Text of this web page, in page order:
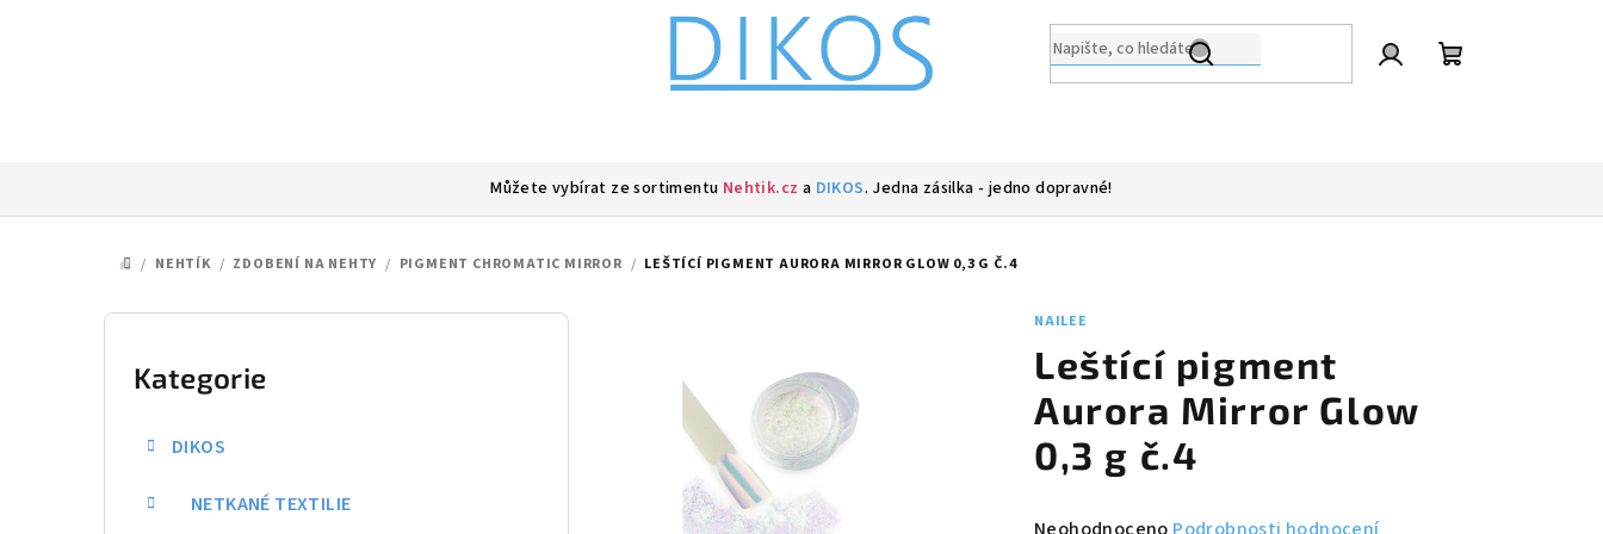
Můžete vybírat ze sortimentu Nehtik.cz a DIKOS. Jedna zásilka - jedno dopravné!
DOMŮ
/ NEHTÍK / ZDOBENÍ NA NEHTY / PIGMENT CHROMATIC MIRROR / LEŠTÍCÍ PIGMENT AURORA MIRROR GLOW 0,3 G Č.4
P
Přeskočit
kategorie
Kategorie
DIKOS
NETKANÉ TEXTILIE
NAILEE
Leštící pigment
Aurora Mirror Glow
0,3 g č.4
Průměrné